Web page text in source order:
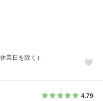
業日を除く）
4.79